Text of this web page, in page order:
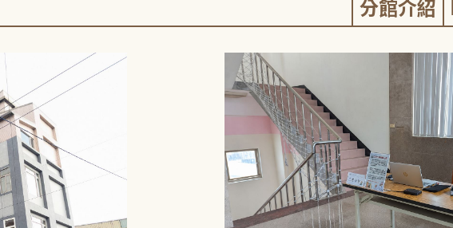
分館介紹